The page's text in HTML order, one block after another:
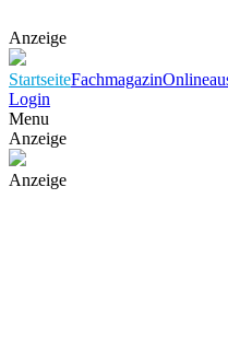
Anzeige
StartseiteFachmagazin
Login
Menu
Anzeige
Anzeige